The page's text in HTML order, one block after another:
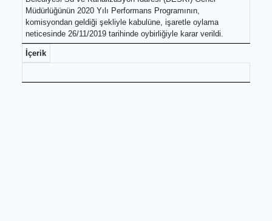
5393 sayılı Belediye Kanunu’nun 41 ’inci maddesi ve 5018
sayılı Kamu Mali Yönetim ve Kontrol Kanunu’nun 9’uncu
maddesine istinaden hazırlanan, ekli Denizli Büyükşehir
Belediyesi Su ve Kanalizasyon İdaresi (DESKİ) Genel
Müdürlüğünün 2020 Yılı Performans Programının,
neticesinde 26/11/2019 tarihinde oybirliğiyle karar verildi.